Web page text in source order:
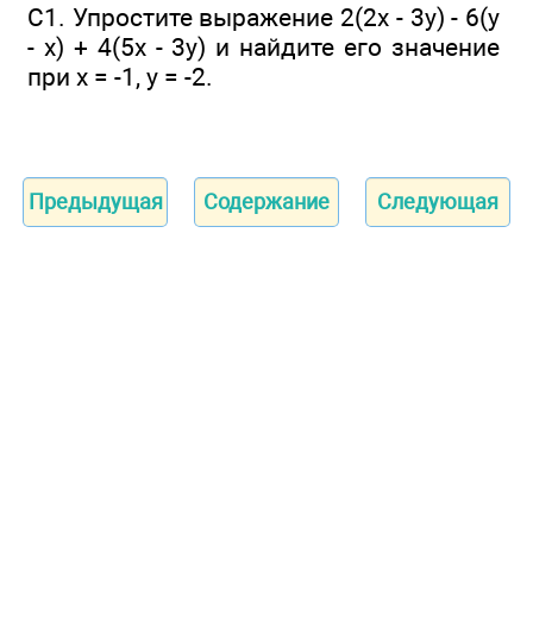
С1. Упростите выражение 2(2х - 3у) - 6(y
- х) + 4(5х - 3у) и найдите его значение
при х = -1, у = -2.
Предыдущая Содержание Следующая